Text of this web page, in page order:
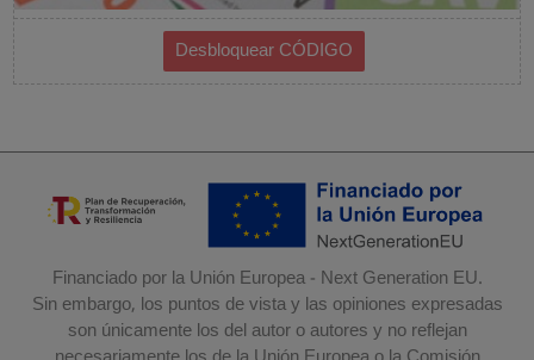
Financiado por la Unión Europea - Next Generation EU.
Sin embargo, los puntos de vista y las opiniones expresadas
son únicamente los del autor o autores y no reflejan